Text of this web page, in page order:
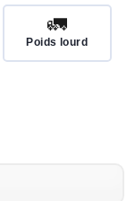
🚛
Poids lourd